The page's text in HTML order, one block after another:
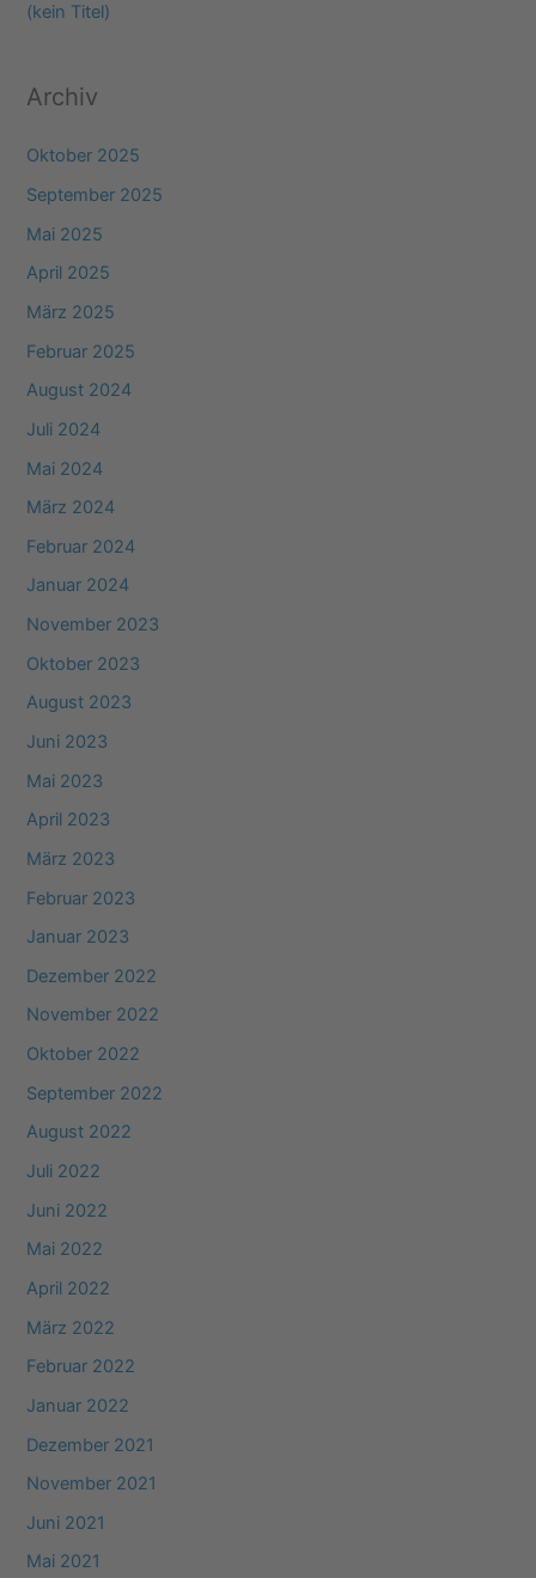
h
(kein Titel)
Archiv
Oktober 2025
September 2025
Mai 2025
April 2025
März 2025
Februar 2025
August 2024
Juli 2024
Mai 2024
März 2024
Februar 2024
Januar 2024
November 2023
Oktober 2023
August 2023
Juni 2023
Mai 2023
April 2023
März 2023
Februar 2023
Januar 2023
Dezember 2022
November 2022
Oktober 2022
September 2022
August 2022
Juli 2022
Juni 2022
Mai 2022
April 2022
März 2022
Februar 2022
Januar 2022
Dezember 2021
November 2021
Juni 2021
Mai 2021